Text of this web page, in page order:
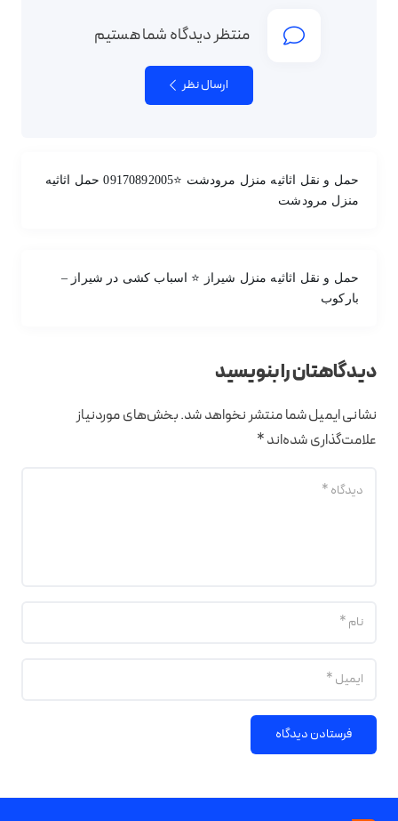
منتظر دیدگاه شما هستیم
ارسال نظر
حمل و نقل اثاثیه منزل مرودشت ⭐09170892005 حمل اثاثیه
منزل مرودشت
حمل و نقل اثاثیه منزل شیراز ⭐ اسباب کشی در شیراز –
بارکوب
دیدگاهتان را بنویسید
نشانی ایمیل شما منتشر نخواهد شد.بخش‌های موردنیاز
علامت‌گذاری شده‌اند*
فرستادن دیدگاه